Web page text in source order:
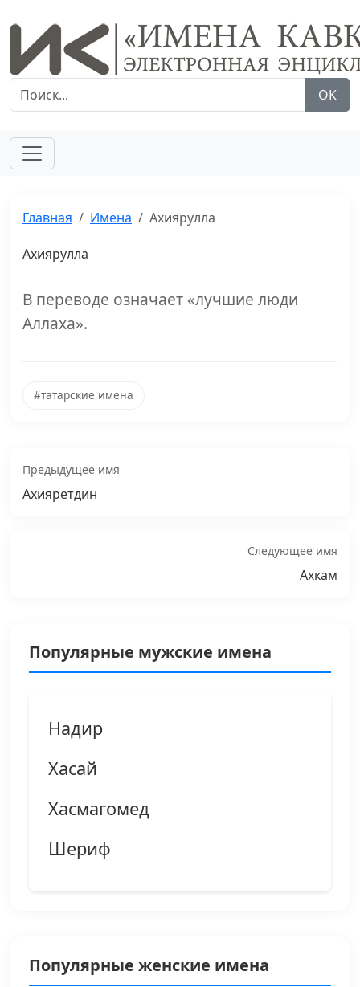
ОК
Главная Имена Ахиярулла
Ахиярулла
В переводе означает «лучшие люди
Аллаха».
#татарские имена
Предыдущее имя
Ахияретдин
Следующее имя
Ахкам
Популярные мужские имена
Надир
Хасай
Хасмагомед
Шериф
Популярные женские имена